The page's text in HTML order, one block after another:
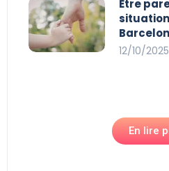
Être
12/10/2025
En lire